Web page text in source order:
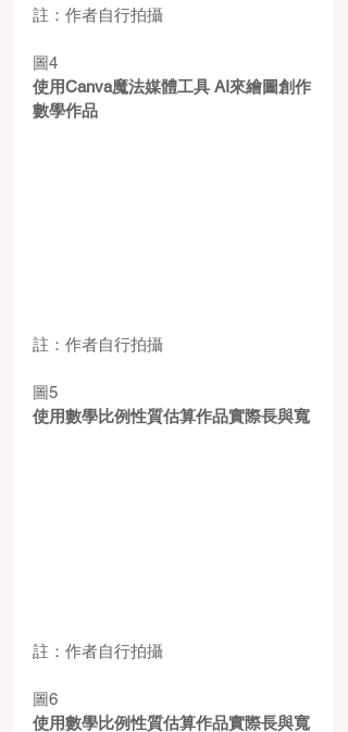
註：作者自行拍攝
圖4
使用Canva魔法媒體工具 AI來繪圖創作
數學作品
註：作者自行拍攝
圖5
使用數學比例性質估算作品實際長與寬
註：作者自行拍攝
圖6
使用數學比例性質估算作品實際長與寬